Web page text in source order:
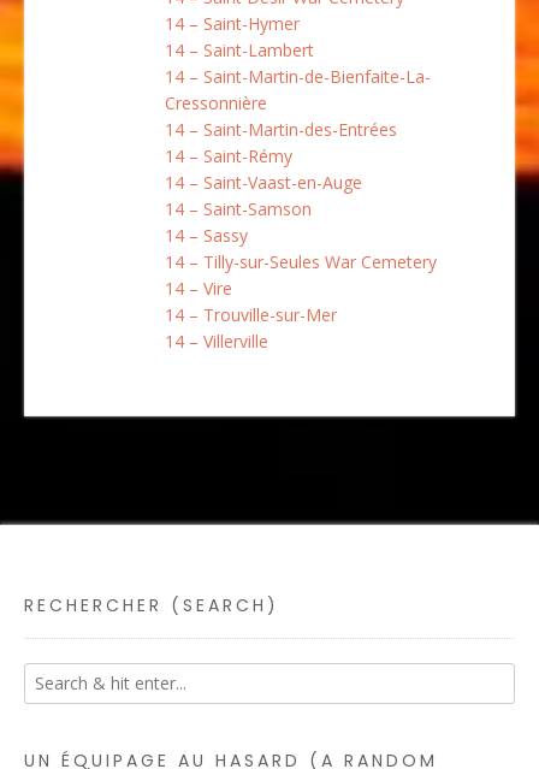
14 – Saint-Hymer
14 – Saint-Lambert
14 – Saint-Martin-de-Bienfaite-La-
Cressonnière
14 – Saint-Martin-des-Entrées
14 – Saint-Rémy
14 – Saint-Vaast-en-Auge
14 – Saint-Samson
14 – Sassy
14 – Tilly-sur-Seules War Cemetery
14 – Vire
14 – Trouville-sur-Mer
14 – Villerville
RECHERCHER (SEARCH)
UN ÉQUIPAGE AU HASARD (A RANDOM